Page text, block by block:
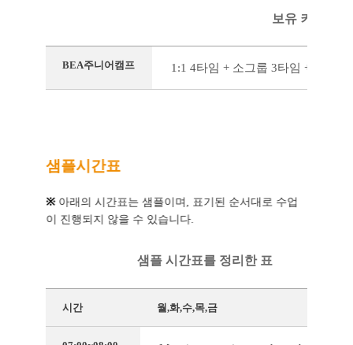
보유 커리큘
BEA주니어캠프 1:1 4타임 + 소그룹 3타임 + 독서
샘플시간표
※아래의 시간표는 샘플이며, 표기된 순서대로 수업
이 진행되지 않을 수 있습니다.
샘플 시간표를 정리한 표
시간 월,화,수,목,금